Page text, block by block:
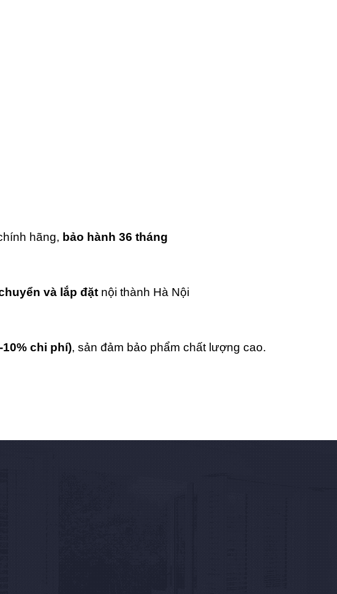
hãng, bảo hành 36 tháng
và lắp đặt nội thành Hà Nội
chi phí), sản đảm bảo phẩm chất lượng cao.